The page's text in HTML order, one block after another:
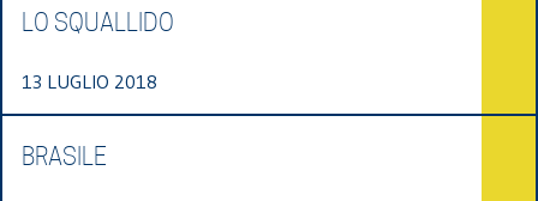
LO SQUALLIDO
13 LUGLIO 2018
BRASILE